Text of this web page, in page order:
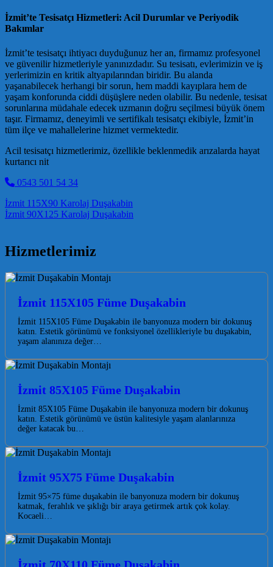
İzmit’te Tesisatçı Hizmetleri: Acil Durumlar ve Periyodik
Bakımlar
İzmit’te tesisatçı ihtiyacı duyduğunuz her an, firmamız profesyonel
ve güvenilir hizmetleriyle yanınızdadır. Su tesisatı, evlerimizin ve iş
yerlerimizin en kritik altyapılarından biridir. Bu alanda
yaşanabilecek herhangi bir sorun, hem maddi kayıplara hem de
yaşam konforunda ciddi düşüşlere neden olabilir. Bu nedenle, tesisat
sorunlarına müdahale edecek uzmanın doğru seçilmesi büyük önem
taşır. Firmamız, deneyimli ve sertifikalı tesisatçı ekibiyle, İzmit’in
tüm ilçe ve mahallelerine hizmet vermektedir.
Acil tesisatçı hizmetlerimiz, özellikle beklenmedik arızalarda hayat
kurtarıcı nit
0543 501 54 34
Post navigation
İzmit 115X90 Karolaj Duşakabin
İzmit 90X125 Karolaj Duşakabin
Hizmetlerimiz
İzmit 115X105 Füme Duşakabin
İzmit 115X105 Füme Duşakabin ile banyonuza modern bir dokunuş
katın. Estetik görünümü ve fonksiyonel özellikleriyle bu duşakabin,
yaşam alanınıza değer…
İzmit 85X105 Füme Duşakabin
İzmit 85X105 Füme Duşakabin ile banyonuza modern bir dokunuş
katın. Estetik görünümü ve üstün kalitesiyle yaşam alanlarınıza
değer katacak bu…
İzmit 95X75 Füme Duşakabin
İzmit 95×75 füme duşakabin ile banyonuza modern bir dokunuş
katmak, ferahlık ve şıklığı bir araya getirmek artık çok kolay.
Kocaeli…
İzmit 70X110 Füme Duşakabin